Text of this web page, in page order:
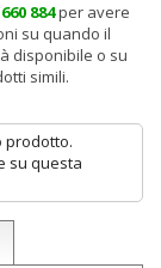
884per avere
su quando il
disponibile o su
simili.
prodotto.
su questa